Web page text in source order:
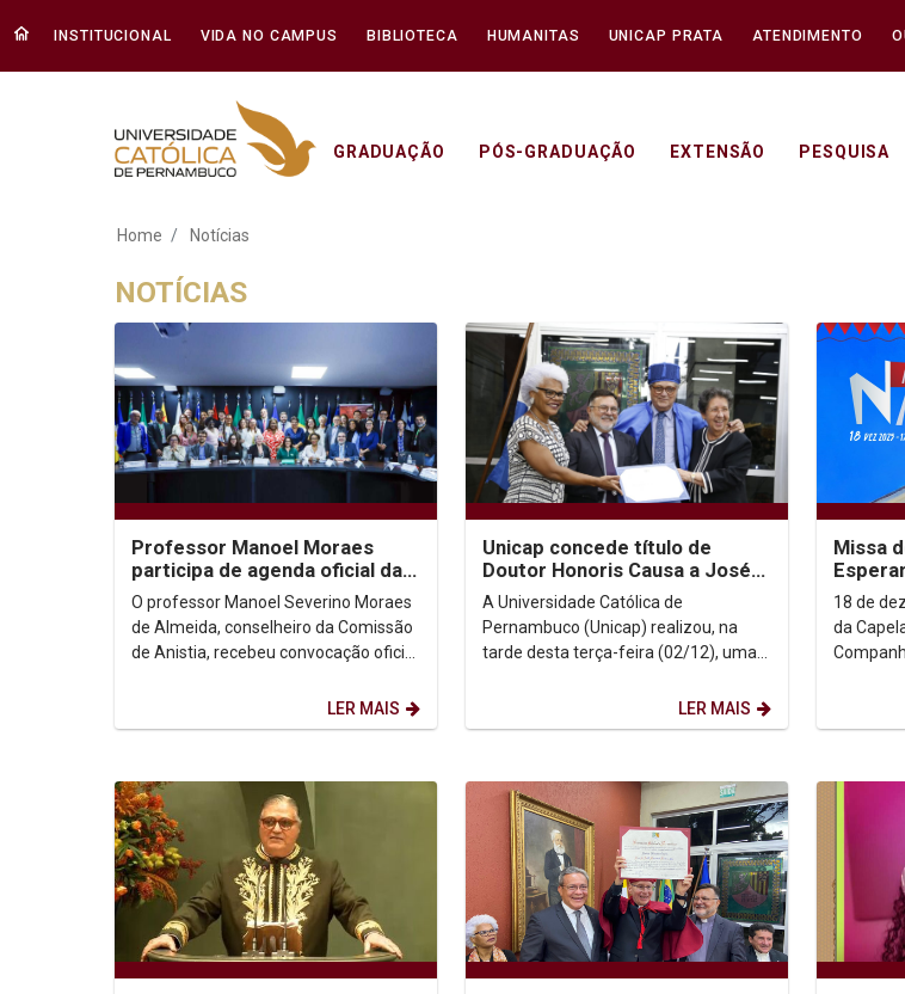
INSTITUCIONAL VIDA NO CAMPUS BIBLIOTECA HUMANITAS UNICAP PRATA ATENDIMENTO
GRADUAÇÃO PÓS-GRADUAÇÃO EXTENSÃO PESQUISA
Notícias - Unicap
Home Notícias
NOTÍCIAS
Professor Manoel Moraes
participa de agenda oficial da
Comissão de Anistia ao lado da
Ministra...
O professor Manoel Severino Moraes
de Almeida, conselheiro da Comissão
de Anistia, recebeu convocação oficial
LER MAIS
Unicap concede título de
Doutor Honoris Causa a José
Paulo Cavalcanti Filho em
cerimônia histórica
A Universidade Católica de
Pernambuco (Unicap) realizou, na
tarde desta terça-feira (02/12), uma
LER MAIS
Missa
18 de
da